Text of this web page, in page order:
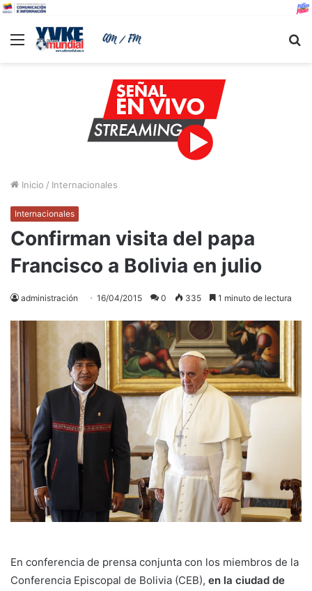
Menu
Inicio / Internacionales
Internacionales
Confirman visita del papa
Francisco a Bolivia en julio
administración 16/04/2015 0 335 1 minuto de lectura
En conferencia de prensa conjunta con los miembros de la
Conferencia Episcopal de Bolivia (CEB), en la ciudad de